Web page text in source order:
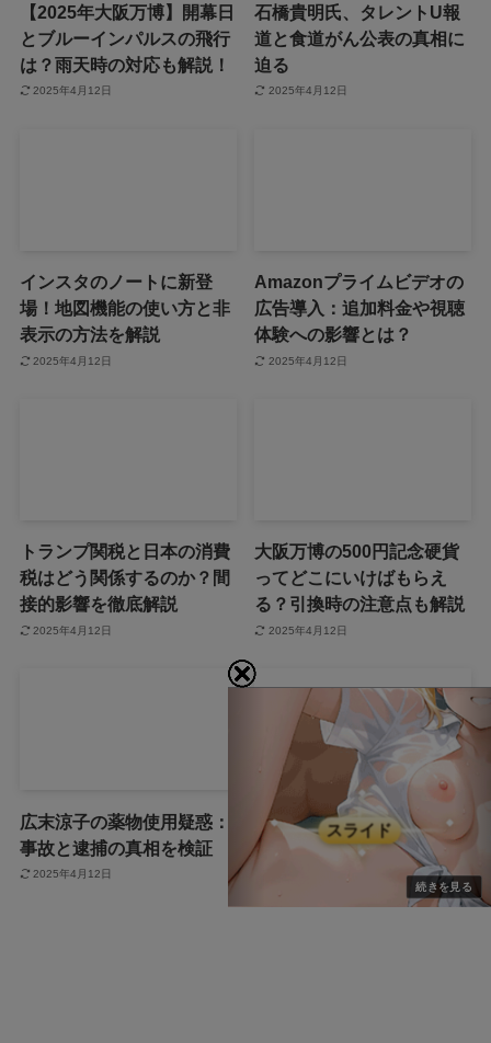
【2025年大阪万博】開幕日
とブルーインパルスの飛行
は？雨天時の対応も解説！
2025年4月12日
石橋貴明氏、タレントU報
道と食道がん公表の真相に
迫る
2025年4月12日
インスタのノートに新登
場！地図機能の使い方と非
表示の方法を解説
2025年4月12日
Amazonプライムビデオの
広告導入：追加料金や視聴
体験への影響とは？
2025年4月12日
トランプ関税と日本の消費
税はどう関係するのか？間
接的影響を徹底解説
2025年4月12日
大阪万博の500円記念硬貨
ってどこにいけばもらえ
る？引換時の注意点も解説
2025年4月12日
広末涼子の薬物使用疑惑：
事故と逮捕の真相を検証
2025年4月12日
広末涼子を名乗る女が暴行
逮捕！事件の全容を徹底調
2025年4月12日